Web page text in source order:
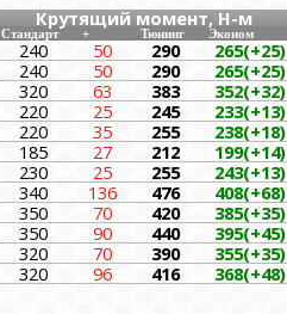
Крутящий момент, Н-м
Стандарт + Тюнинг Эконом
240 50 290 265(+25)
240 50 290 265(+25)
320 63 383 352(+32)
220 25 245 233(+13)
220 35 255 238(+18)
185 27 212 199(+14)
230 25 255 243(+13)
340 136 476 408(+68)
350 70 420 385(+35)
350 90 440 395(+45)
320 70 390 355(+35)
320 96 416 368(+48)